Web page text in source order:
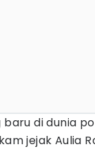
di dunia
jejak Aulia